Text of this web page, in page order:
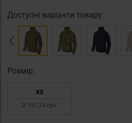
Доступні варіанти товару:
Pозмір:
XS
2 197,24 грн